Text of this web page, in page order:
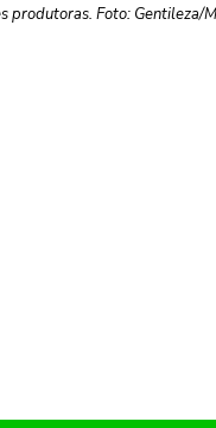
produtoras. Foto: Gentileza/